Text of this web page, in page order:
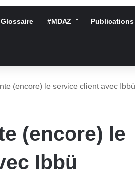
Glossaire #MDAZ Publications
(encore) le service client avec Ibbü
(encore) le
Ibbü